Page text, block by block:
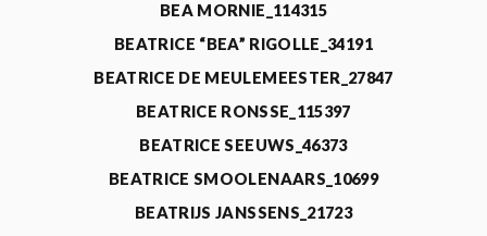
BEA MORNIE_114315
BEATRICE “BEA” RIGOLLE_34191
BEATRICE DE MEULEMEESTER_27847
BEATRICE RONSSE_115397
BEATRICE SEEUWS_46373
BEATRICE SMOOLENAARS_10699
BEATRIJS JANSSENS_21723